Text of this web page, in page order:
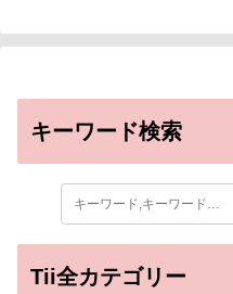
キーワード検索
Tii全カテゴリー